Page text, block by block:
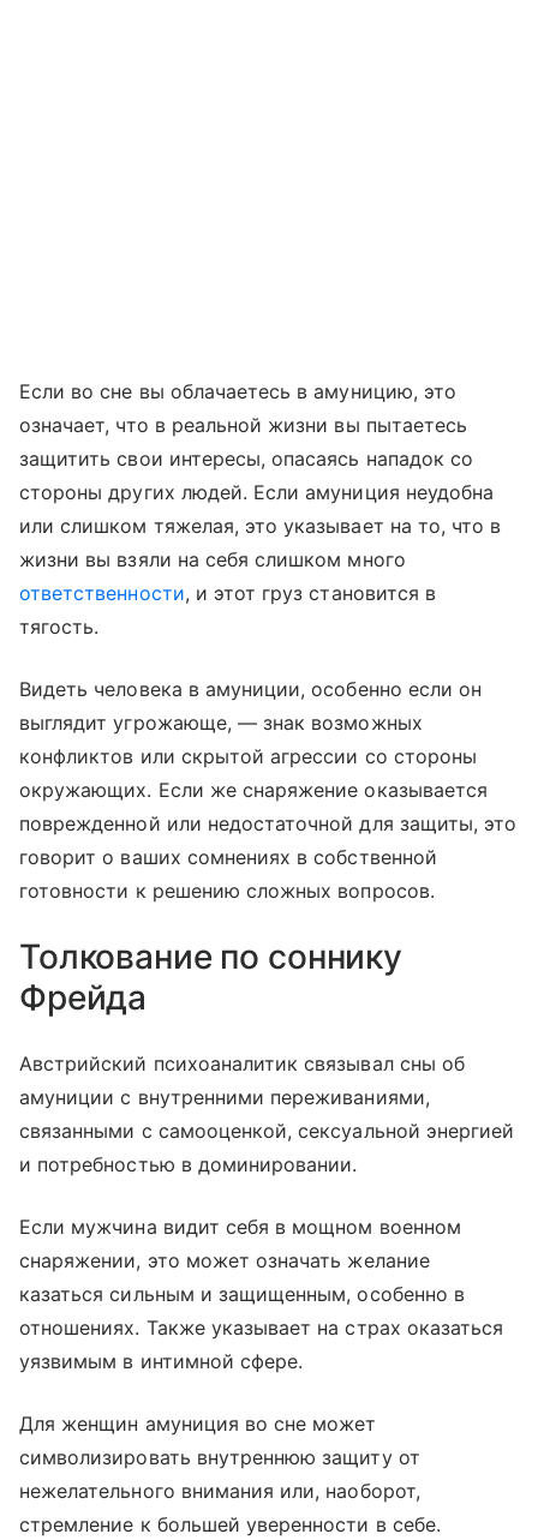
Если во сне вы облачаетесь в амуницию, это
означает, что в реальной жизни вы пытаетесь
защитить свои интересы, опасаясь нападок со
стороны других людей. Если амуниция неудобна
или слишком тяжелая, это указывает на то, что в
жизни вы взяли на себя слишком много
ответственности, и этот груз становится в
тягость.
Видеть человека в амуниции, особенно если он
выглядит угрожающе, — знак возможных
конфликтов или скрытой агрессии со стороны
окружающих. Если же снаряжение оказывается
поврежденной или недостаточной для защиты, это
говорит о ваших сомнениях в собственной
готовности к решению сложных вопросов.
Толкование по соннику
Фрейда
Австрийский психоаналитик связывал сны об
амуниции с внутренними переживаниями,
связанными с самооценкой, сексуальной энергией
и потребностью в доминировании.
Если мужчина видит себя в мощном военном
снаряжении, это может означать желание
казаться сильным и защищенным, особенно в
отношениях. Также указывает на страх оказаться
уязвимым в интимной сфере.
Для женщин амуниция во сне может
символизировать внутреннюю защиту от
нежелательного внимания или, наоборот,
стремление к большей уверенности в себе.